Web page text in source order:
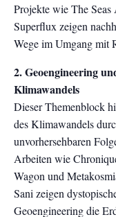
Projekte wie The
Superflux zeigen
Wege im Umgang mit
2. Geoengineering
Klimawandels
Dieser Themenblock
des Klimawandels
unvorhersehbaren
Arbeiten wie
Wagon und
Sani zeigen
Geoengineering die